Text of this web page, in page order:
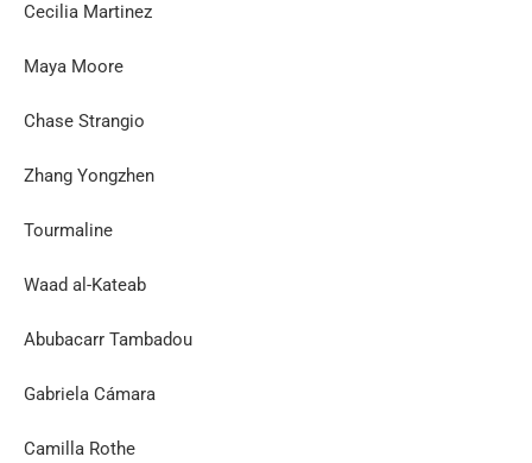
Cecilia Martinez
Maya Moore
Chase Strangio
Zhang Yongzhen
Tourmaline
Waad al-Kateab
Abubacarr Tambadou
Gabriela Cámara
Camilla Rothe